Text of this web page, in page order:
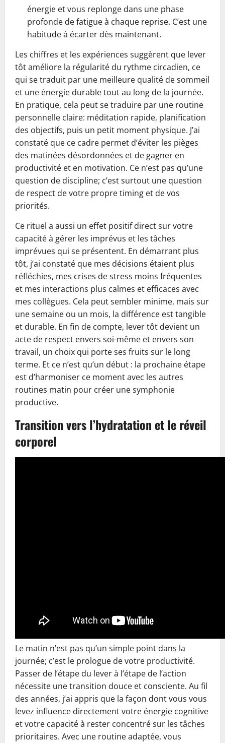
énergie et vous replonge dans une phase
profonde de fatigue à chaque reprise. C’est une
habitude à écarter dès maintenant.
Les chiffres et les expériences suggèrent que lever
tôt améliore la régularité du rythme circadien, ce
qui se traduit par une meilleure qualité de sommeil
et une énergie durable tout au long de la journée.
En pratique, cela peut se traduire par une routine
personnelle claire: méditation rapide, planification
des objectifs, puis un petit moment physique. J’ai
constaté que ce cadre permet d’éviter les pièges
des matinées désordonnées et de gagner en
productivité et en motivation. Ce n’est pas qu’une
question de discipline; c’est surtout une question
de respect de votre propre timing et de vos
priorités.
Ce rituel a aussi un effet positif direct sur votre
capacité à gérer les imprévus et les tâches
imprévues qui se présentent. En démarrant plus
tôt, j’ai constaté que mes décisions étaient plus
réfléchies, mes crises de stress moins fréquentes
et mes interactions plus calmes et efficaces avec
mes collègues. Cela peut sembler minime, mais sur
une semaine ou un mois, la différence est tangible
et durable. En fin de compte, lever tôt devient un
acte de respect envers soi-même et envers son
travail, un choix qui porte ses fruits sur le long
terme. Et ce n’est qu’un début : la prochaine étape
est d’harmoniser ce moment avec les autres
routines matin pour créer une symphonie
productive.
Transition vers l’hydratation et le réveil
corporel
Le matin n’est pas qu’un simple point dans la
journée; c’est le prologue de votre productivité.
Passer de l’étape du lever à l’étape de l’action
nécessite une transition douce et consciente. Au fil
des années, j’ai appris que la façon dont vous vous
levez influence directement votre énergie cognitive
et votre capacité à rester concentré sur les tâches
prioritaires. Avec une routine adaptée, vous